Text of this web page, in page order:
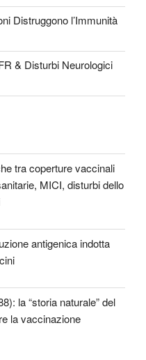
Distruggono l’Immunità
& Disturbi Neurologici
tra coperture vaccinali
MICI, disturbi dello
antigenica indotta
la “storia naturale” del
la vaccinazione